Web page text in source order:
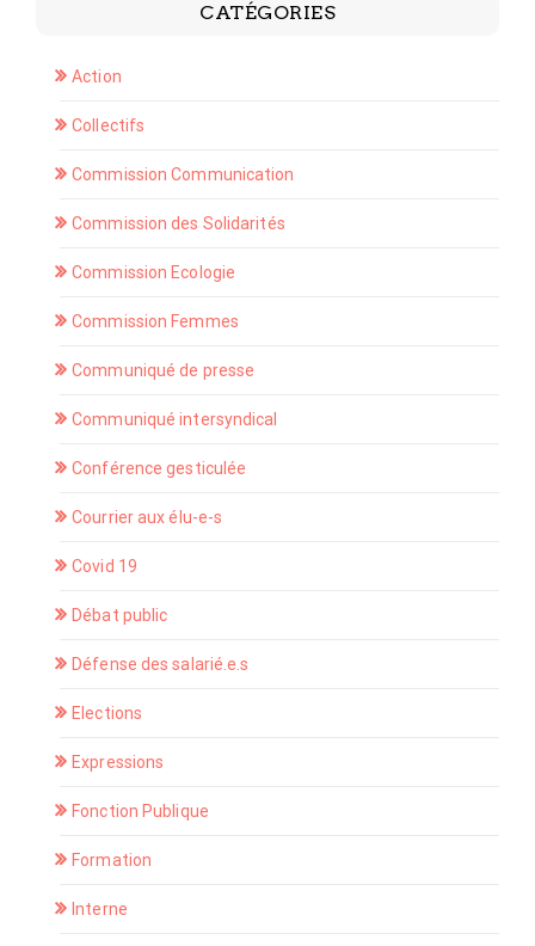
CATÉGORIES
Action
Collectifs
Commission Communication
Commission des Solidarités
Commission Ecologie
Commission Femmes
Communiqué de presse
Communiqué intersyndical
Conférence gesticulée
Courrier aux élu-e-s
Covid 19
Débat public
Défense des salarié.e.s
Elections
Expressions
Fonction Publique
Formation
Interne